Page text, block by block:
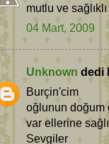
mutlu ve
04 Mart, 2009
Unknown dedi
Burçin'cim
oğlunun doğum
var ellerine
Sevgiler